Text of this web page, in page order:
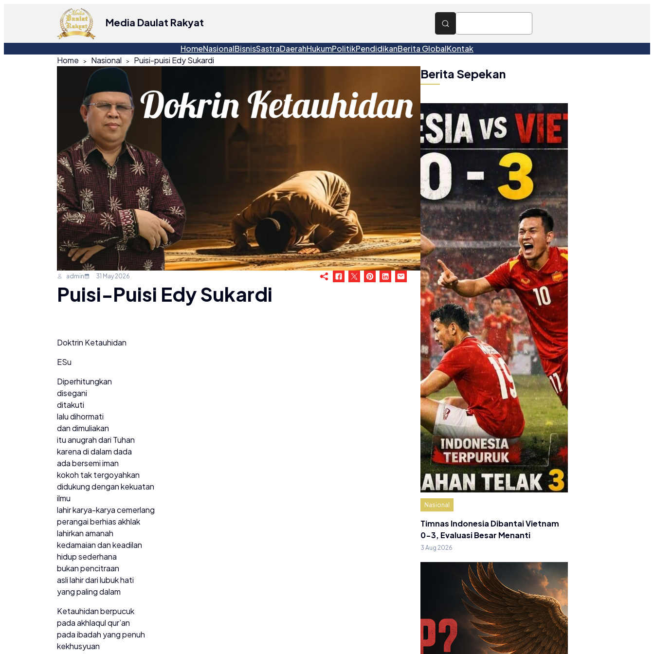
Media Daulat Rakyat
HomeNasionalBisnisSastraDaerahHukumPolitikPendidikanBerita GlobalKontak
Home
Nasional Puisi-puisi Edy Sukardi
admin 31 May 2026
Puisi-Puisi Edy Sukardi
Doktrin Ketauhidan
ESu
Diperhitungkan
disegani
ditakuti
lalu dihormati
dan dimuliakan
itu anugrah dari Tuhan
karena di dalam dada
ada bersemi iman
kokoh tak tergoyahkan
didukung dengan kekuatan
ilmu
lahir karya-karya cemerlang
perangai berhias akhlak
lahirkan amanah
kedamaian dan keadilan
hidup sederhana
bukan pencitraan
asli lahir dari lubuk hati
yang paling dalam
Ketauhidan berpucuk
pada akhlaqul qur’an
pada ibadah yang penuh
kekhusyuan
Berita Sepekan
Nasional
Timnas Indonesia Dibantai Vietnam
0-3, Evaluasi Besar Menanti
3 Aug 2026